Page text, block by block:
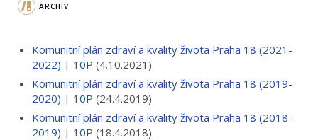
ARCHIV
Komunitní plán zdraví a kvality života Praha 18 (2021-
2022) | 10P (4.10.2021)
Komunitní plán zdraví a kvality života Praha 18 (2019-
2020) | 10P (24.4.2019)
Komunitní plán zdraví a kvality života Praha 18 (2018-
2019) | 10P (18.4.2018)